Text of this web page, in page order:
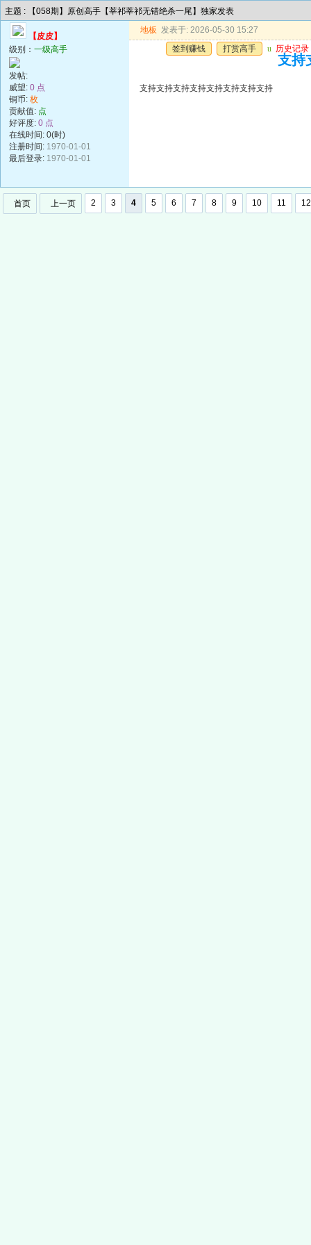
主题 : 【058期】原创高手【莘祁莘祁无错绝杀一尾】独家发表
【皮皮】
级别： 一级高手
发帖:
威望: 0 点
铜币: 枚
贡献值: 点
好评度: 0 点
在线时间: 0(时)
注册时间: 1970-01-01
最后登录: 1970-01-01
地板 发表于: 2026-05-30 15:27
签到赚钱
打赏高手 u 历史记录
支持
支持支持支持支持支持支持支持支持
首页 上一页 2 3 4 5 6 7 8 9 10 11 12